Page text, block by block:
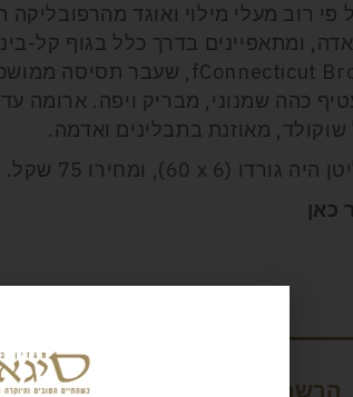
רוב מעלי מילוי ואוגד מהרפובליקה
ומתאפיינים בדרך כלל בגוף קל-
Connecticut
f, שעבר תסיסה
כהה שמנוני, מבריק ויפה. ארומה
מאוזנת בתבלינים ואדמה.
היה גורדו (6
x
כאן
הרשמה לניוזלטר של סיגאר